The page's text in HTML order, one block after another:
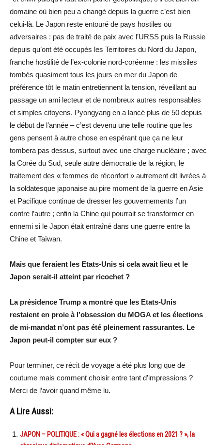
domaine où bien peu a changé depuis la guerre c’est bien
celui-là. Le Japon reste entouré de pays hostiles ou
adversaires : pas de traité de paix avec l’URSS puis la Russie
depuis qu’ont été occupés les Territoires du Nord du Japon,
franche hostilité de l’ex-colonie nord-coréenne : les missiles
tombés quasiment tous les jours en mer du Japon de
préférence tôt le matin entretiennent la tension, réveillant au
passage un ami lecteur et de nombreux autres responsables
et simples citoyens. Pyongyang en a lancé plus de 50 depuis
le début de l’année – c’est devenu une telle routine que les
gens pensent à autre chose en espérant que ça ne leur
tombera pas dessus, surtout avec une charge nucléaire ; avec
la Corée du Sud, seule autre démocratie de la région, le
traitement des « femmes de réconfort » autrement dit livrées à
la soldatesque japonaise au pire moment de la guerre en Asie
et Pacifique continue de dresser les gouvernements l’un
contre l’autre ; enfin la Chine qui pourrait se transformer en
ennemi si le Japon était entraîné dans une guerre entre la
Chine et Taïwan.
Mais que feraient les Etats-Unis si cela avait lieu et le
Japon serait-il atteint par ricochet ?
La présidence Trump a montré que les Etats-Unis
restaient en proie à l’obsession du MOGA et les élections
de mi-mandat n’ont pas été pleinement rassurantes. Le
Japon peut-il compter sur eux ?
Pour terminer, ce récit de voyage a été plus long que de
coutume mais comment choisir entre tant d’impressions ?
Merci de l’avoir quand même lu.
A Lire Aussi:
JAPON – POLITIQUE : « Qui a gagné les élections en 2021 ? », la